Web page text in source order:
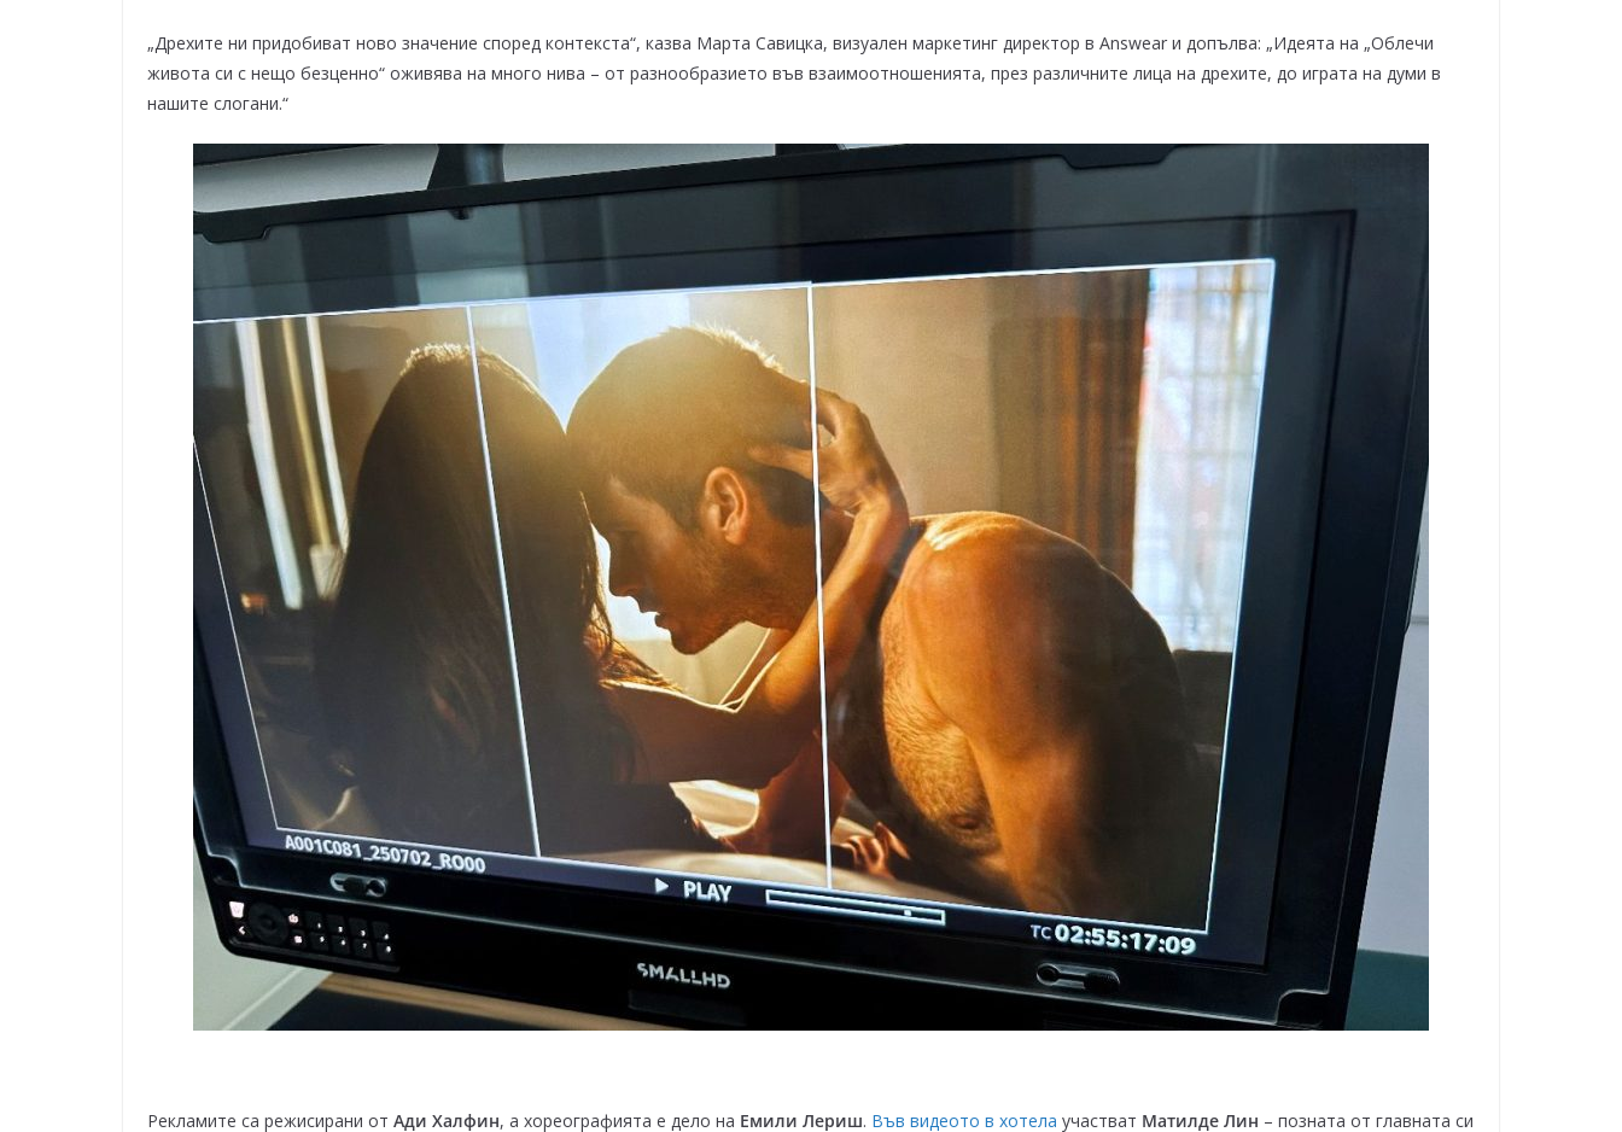
„Дрехите ни придобиват ново значение според контекста“, казва Марта Савицка, визуален маркетинг директор в Answear и допълва: „Идеята на „Облечи
живота си с нещо безценно“ оживява на много нива – от разнообразието във взаимоотношенията, през различните лица на дрехите, до играта на думи в
нашите слогани.“
Рекламите са режисирани от Ади Халфин, а хореографията е дело на Емили Лериш. Във видеото в хотела участват Матилде Лин – позната от главната си